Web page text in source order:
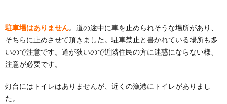
駐車場はありません。道の途中に車を止められそうな場所があり、
そちらに止めさせて頂きました。駐車禁止と書かれている場所も多
いので注意です。道が狭いので近隣住民の方に迷惑にならない様、
注意が必要です。
灯台にはトイレはありませんが、近くの漁港にトイレがありまし
た。